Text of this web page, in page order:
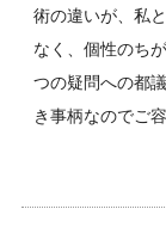
術の違いが、私
なく、個性のち
つの疑問への都
き事柄なのでご